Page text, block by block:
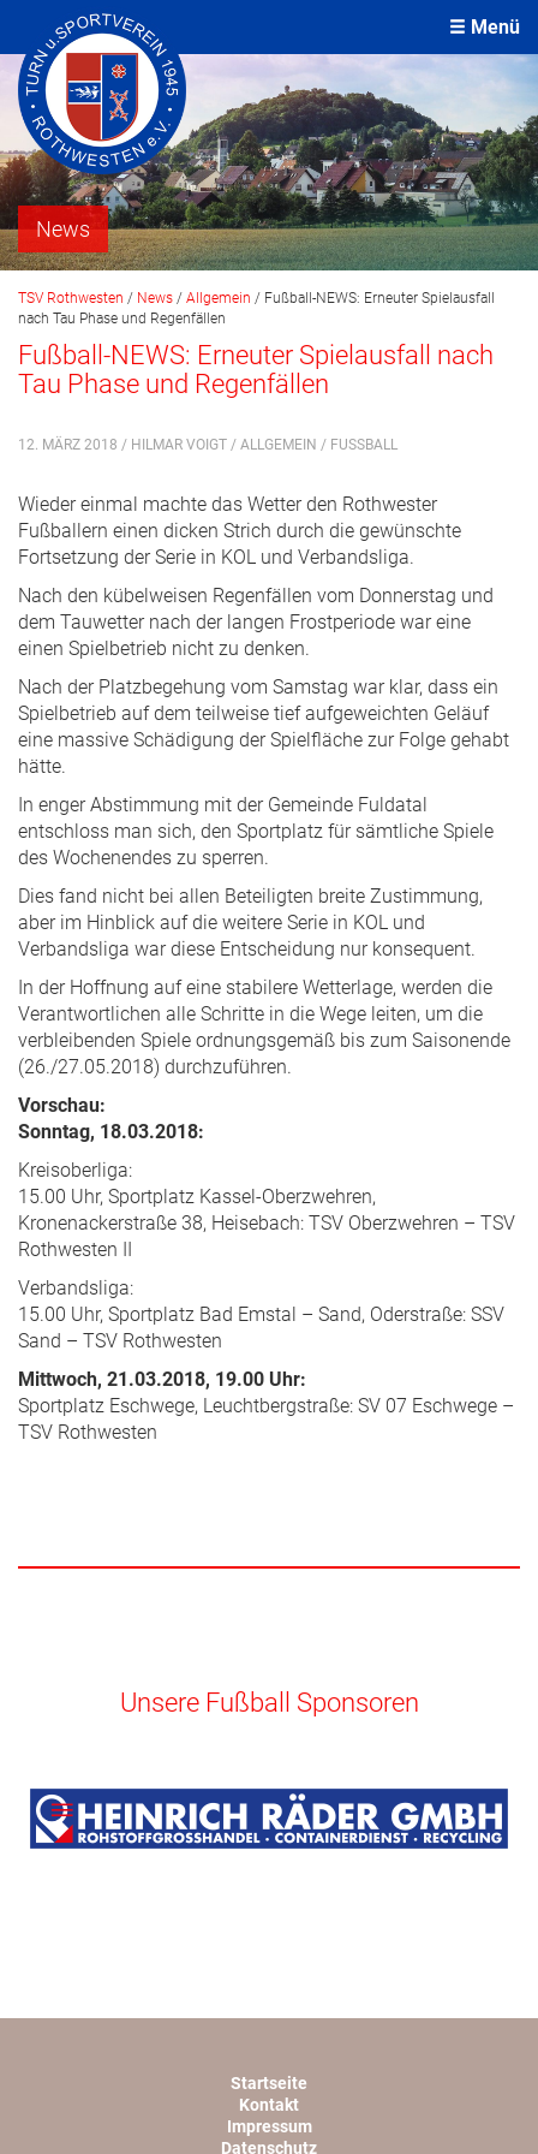
Menü
News
TSV Rothwesten / News / Allgemein / Fußball-NEWS: Erneuter Spielausfall
nach Tau Phase und Regenfällen
Fußball-NEWS: Erneuter Spielausfall nach
Tau Phase und Regenfällen
12. MÄRZ 2018 / HILMAR VOIGT / ALLGEMEIN / FUSSBALL
Wieder einmal machte das Wetter den Rothwester
Fußballern einen dicken Strich durch die gewünschte
Fortsetzung der Serie in KOL und Verbandsliga.
Nach den kübelweisen Regenfällen vom Donnerstag und
dem Tauwetter nach der langen Frostperiode war eine
einen Spielbetrieb nicht zu denken.
Nach der Platzbegehung vom Samstag war klar, dass ein
Spielbetrieb auf dem teilweise tief aufgeweichten Geläuf
eine massive Schädigung der Spielfläche zur Folge gehabt
hätte.
In enger Abstimmung mit der Gemeinde Fuldatal
entschloss man sich, den Sportplatz für sämtliche Spiele
des Wochenendes zu sperren.
Dies fand nicht bei allen Beteiligten breite Zustimmung,
aber im Hinblick auf die weitere Serie in KOL und
Verbandsliga war diese Entscheidung nur konsequent.
In der Hoffnung auf eine stabilere Wetterlage, werden die
Verantwortlichen alle Schritte in die Wege leiten, um die
verbleibenden Spiele ordnungsgemäß bis zum Saisonende
(26./27.05.2018) durchzuführen.
Vorschau:
Sonntag, 18.03.2018:
Kreisoberliga:
15.00 Uhr, Sportplatz Kassel-Oberzwehren,
Kronenackerstraße 38, Heisebach: TSV Oberzwehren – TSV
Rothwesten II
Verbandsliga:
15.00 Uhr, Sportplatz Bad Emstal – Sand, Oderstraße: SSV
Sand – TSV Rothwesten
Mittwoch, 21.03.2018, 19.00 Uhr:
Sportplatz Eschwege, Leuchtbergstraße: SV 07 Eschwege –
TSV Rothwesten
Unsere Fußball Sponsoren
Startseite
Kontakt
Impressum
Datenschutz